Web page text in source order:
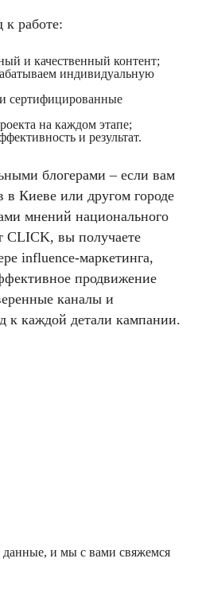
работе:
и качественный контент;
индивидуальную
сертифицированные
на каждом этапе;
и результат.
блогерами – если вам
в Киеве или другом городе
мнений национального
CLICK, вы получаете
influence-маркетинга,
продвижение
каналы и
к каждой детали кампании.​
и мы с вами свяжемся